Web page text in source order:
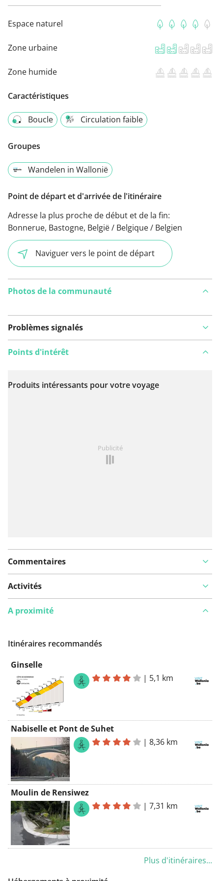
Espace naturel
Zone urbaine
Zone humide
Caractéristiques
Boucle Circulation faible
Groupes
Wandelen in Wallonië
Point de départ et d'arrivée de l'itinéraire
Adresse la plus proche de début et de la fin:
Bonnerue, Bastogne, België / Belgique / Belgien
Naviguer vers le point de départ
Photos de la communauté
Problèmes signalés
Voir sur la carte
Points d'intérêt
Produits intéressants pour votre voyage
Publicité
Commentaires
Activités
A proximité
Itinéraires recommandés
Ginselle
| 5,1 km
Nabiselle et Pont de Suhet
|8,36 km
Moulin de Rensiwez
|7,31 km
Plus d'itinéraires...